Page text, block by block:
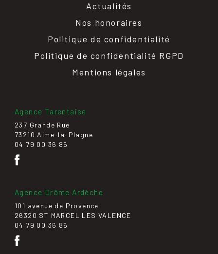
Actualités
Nos honoraires
Politique de confidentialité
Politique de confidentialité RGPD
Mentions légales
Agence Tarentaise
237 Grande Rue
73210 Aime-la-Plagne
04 79 00 36 86
Agence Drôme Ardèche
101 avenue de Provence
26320 ST MARCEL LES VALENCE
04 79 00 36 86